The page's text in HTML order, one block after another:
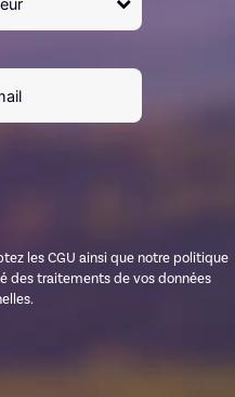
les CGU ainsi que notre politique
des traitements de vos données